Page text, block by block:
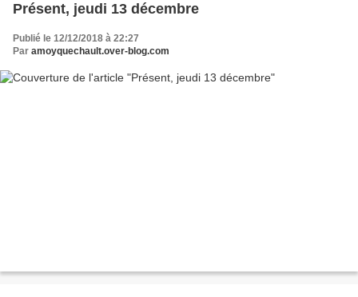
Présent, jeudi 13 décembre
Publié le 12/12/2018 à 22:27
Par amoyquechault.over-blog.com